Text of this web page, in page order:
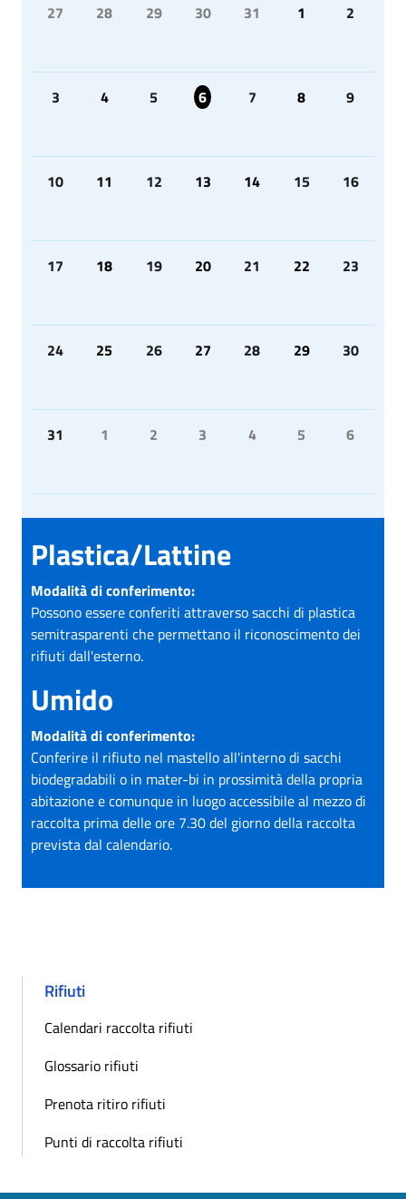
27 28 29 30 31 1 2
3 4 5 6 7 8 9
10 11 12 13 14 15 16
17 18 19 20 21 22 23
24 25 26 27 28 29 30
31 1 2 3 4 5 6
Plastica/Lattine
Modalità di conferimento:
Possono essere conferiti attraverso sacchi di plastica
semitrasparenti che permettano il riconoscimento dei
rifiuti dall'esterno.
Umido
Modalità di conferimento:
Conferire il rifiuto nel mastello all'interno di sacchi
biodegradabili o in mater-bi in prossimità della propria
abitazione e comunque in luogo accessibile al mezzo di
raccolta prima delle ore 7.30 del giorno della raccolta
prevista dal calendario.
Rifiuti
Calendari raccolta rifiuti
Glossario rifiuti
Prenota ritiro rifiuti
Punti di raccolta rifiuti